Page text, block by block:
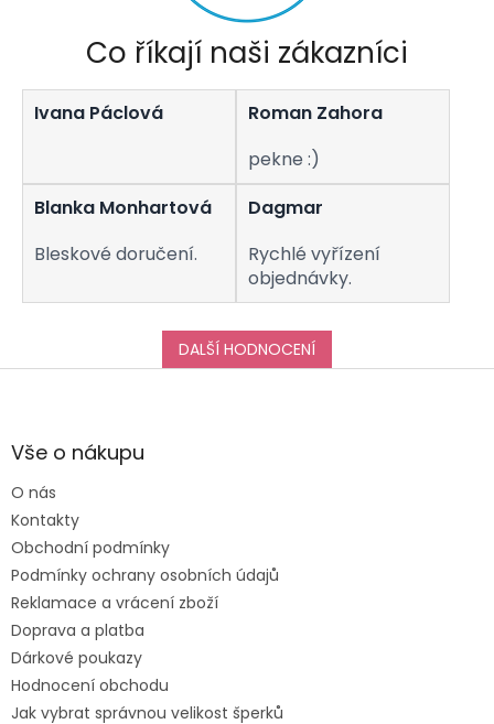
Co říkají naši zákazníci
Ivana Páclová
Roman Zahora
pekne :)
Blanka Monhartová
Bleskové doručení.
Dagmar
Rychlé vyřízení
objednávky.
DALŠÍ HODNOCENÍ
Z
aVše o nákupu
O nás
Kontakty
Obchodní podmínky
Podmínky ochrany osobních údajů
Reklamace a vrácení zboží
Doprava a platba
Dárkové poukazy
Hodnocení obchodu
Jak vybrat správnou velikost šperků